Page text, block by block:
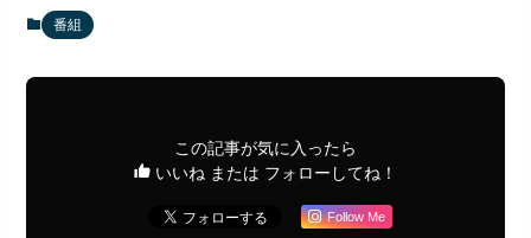
番組
この記事が気に入ったら
いいね または フォローしてね！
Follow Me